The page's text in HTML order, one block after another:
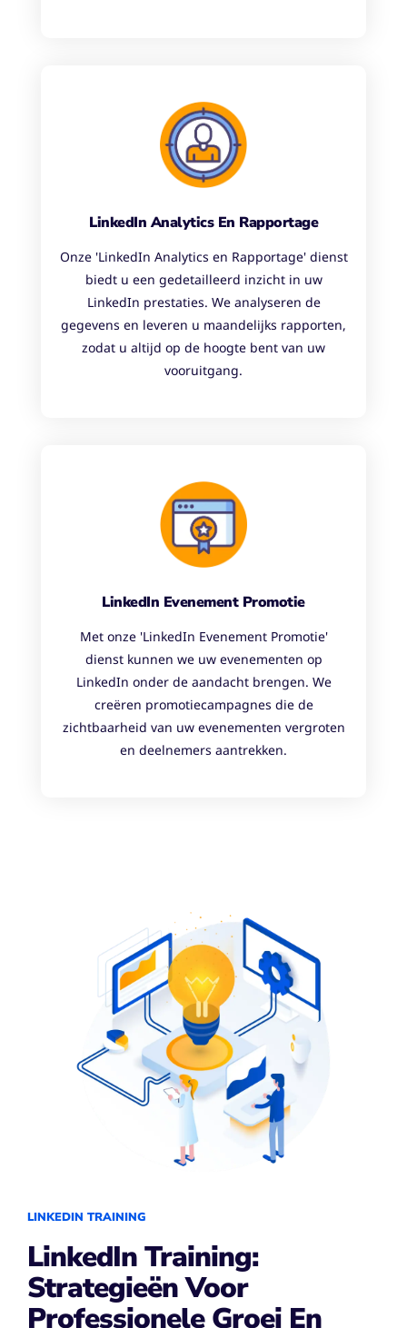
LinkedIn Analytics En Rapportage
Onze 'LinkedIn Analytics en Rapportage' dienst
biedt u een gedetailleerd inzicht in uw
LinkedIn prestaties. We analyseren de
gegevens en leveren u maandelijks rapporten,
zodat u altijd op de hoogte bent van uw
vooruitgang.
LinkedIn Evenement Promotie
Met onze 'LinkedIn Evenement Promotie'
dienst kunnen we uw evenementen op
LinkedIn onder de aandacht brengen. We
creëren promotiecampagnes die de
zichtbaarheid van uw evenementen vergroten
en deelnemers aantrekken.
LINKEDIN TRAINING
LinkedIn Training:
Strategieën Voor
Professionele Groei En